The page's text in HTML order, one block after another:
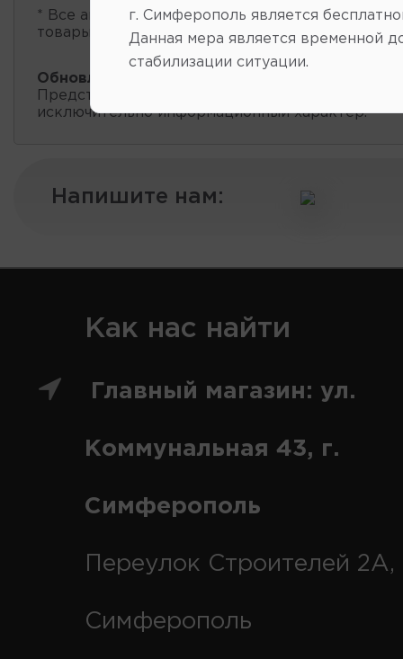
* Все автозапчастиесть в наличии, обновление
товары проходит несколько раз в сутки.
Обновление остатков и цен:
Представленные данные о запчастях на этой
исключительно информационный характер.
Напишите нам:
Как нас найти
Главный магазин: ул.
Коммунальная 43, г.
Симферополь
Переулок Строителей 2А,
Симферополь
г. Симферополь является
Данная мера является временной
стабилизации ситуации.